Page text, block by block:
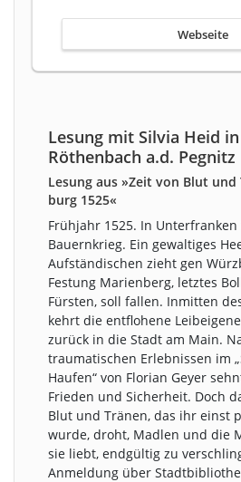
Webseite
Lesung mit Silvia Heid in
Röthenbach a.d. Pegnitz
Lesung aus »Zeit von Blut und
burg 1525«
Frühjahr 1525. In
Bauernkrieg. Ein gewaltiges
Aufständischen zieht gen
Festung Marienberg, letztes
Fürsten, soll fallen. Inmitten
kehrt die entflohene
zurück in die Stadt am Main.
traumatischen Erlebnissen im
Haufen“ von Florian Geyer
Frieden und Sicherheit. Doch
Blut und Tränen, das ihr einst
wurde, droht, Madlen und die
sie liebt, endgültig zu
Anmeldung über